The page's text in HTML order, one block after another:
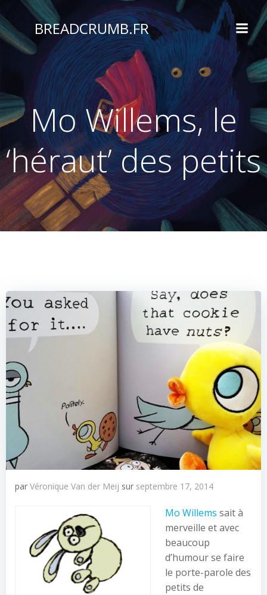
Aller
au
contenu
BREADCRUMB.FR
Mo Willems, le
‘héraut’ des petits
par Véronique Van der Meij sur septembre 17, 2014
Mo Willems sait à
merveille et avec
beaucoup
d’humour se faire
le porte-parole des
petits de